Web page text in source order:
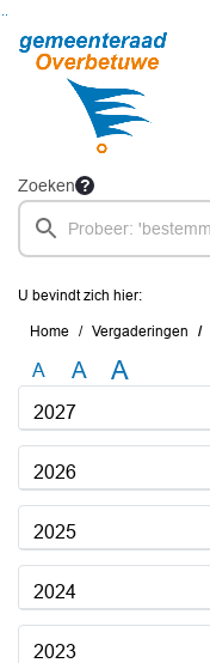
Zoeken
U bevindt zich hier:
Home Vergaderingen
A A A
2027
2026
2025
2024
2023